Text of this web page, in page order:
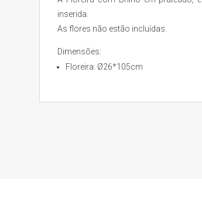
inserida.
As flores não estão incluídas.
Dimensões:
Floreira: Ø26*105cm